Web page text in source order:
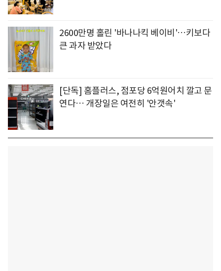
2600만명 홀린 '바나나킥 베이비'…키보다
큰 과자 받았다
[단독] 홈플러스, 점포당 6억원어치 깔고 문
연다… 개장일은 여전히 '안갯속'